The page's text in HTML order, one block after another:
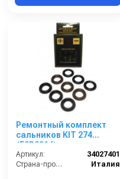
Ремонтный комплект
сальников KIT 274
(E2B2014)
Артикул:
34027401
Страна-производитель:
Италия